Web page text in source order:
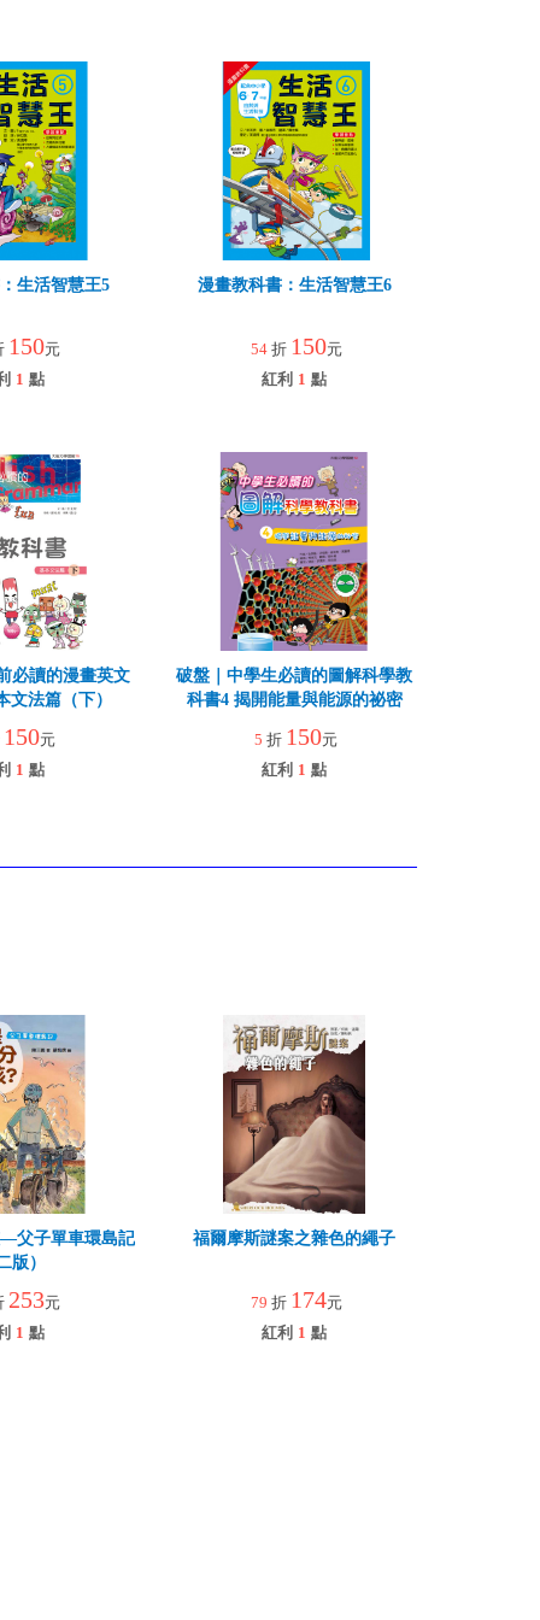
生活智慧王5
150元
1 點
漫畫教科書：生活智慧王6
54 折 150元
紅利 1 點
必讀的漫畫英文
文法篇（下）
150元
1 點
破盤｜中學生必讀的圖解科學教
科書4 揭開能量與能源的祕密
5 折 150元
紅利 1 點
父子單車環島記
版）
253元
1 點
福爾摩斯謎案之雜色的繩子
79 折 174元
紅利 1 點